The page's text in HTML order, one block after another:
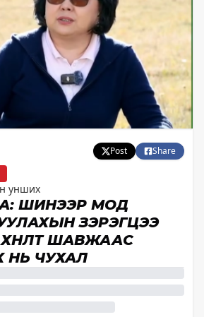
Post
Share
унших
ШИНЭЭР МОД
ЗЭРЭГЦЭЭ
ШАВЖААС
НЬ ЧУХАЛ